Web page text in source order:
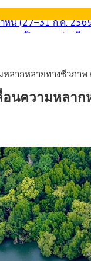
ร.ฎ. เปิดทาง รฟม.เดิ
ษฐกิจใหม่ของไทย เ
“แสตมป์เมา” ยาเสพ
ห์นี้ (27–31 ก.ค.
ลากหลายทางชีวภา
นความหลา